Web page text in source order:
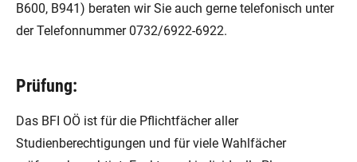
B600, B941) beraten wir Sie auch gerne telefonisch unter
der Telefonnummer 0732/6922-6922.
Prüfung:
Das BFI OÖ ist für die Pflichtfächer aller
Studienberechtigungen und für viele Wahlfächer